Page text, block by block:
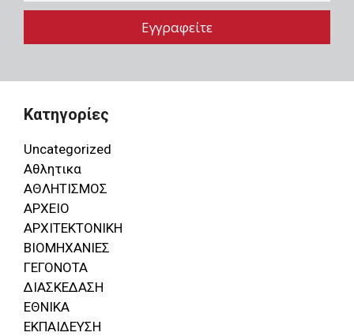
Κατηγορίες
Uncategorized
Αθλητικα
ΑΘΛΗΤΙΣΜΟΣ
ΑΡΧΕΙΟ
ΑΡΧΙΤΕΚΤΟΝΙΚΗ
ΒΙΟΜΗΧΑΝΙΕΣ
ΓΕΓΟΝΟΤΑ
ΔΙΑΣΚΕΔΑΣΗ
ΕΘΝΙΚΑ
ΕΚΠΑΙΔΕΥΣΗ